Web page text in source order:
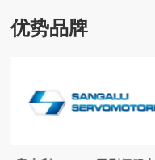
优势品牌